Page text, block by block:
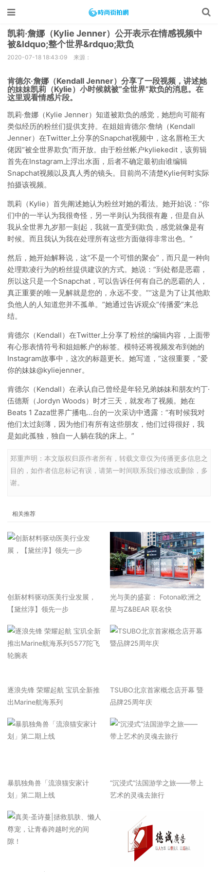
凯莉·詹娜（Kylie Jenner）公开表示在情感视频中
被&ldquo;整个世界&rdquo;欺负
2020-07-18 18:43:09 来源：
肯德尔·詹娜（Kendall Jenner）分享了一段视频，讲述她
的妹妹凯莉（Kylie）小时候就被“全世界”欺负的消息。在
这里观看情感片段。
凯莉·詹娜（Kylie Jenner）知道被欺负的感觉，她想向可能有
类似经历的粉丝们提供支持。在姐姐肯德尔·詹纳（Kendall
Jenner）在Twitter上分享的Snapchat视频中，这名唇枪王大
佬因“被全世界欺负”而开放。由于粉丝帐户kyliekedit，该剪辑
首先在Instagram上浮出水面，后者不确定最初由谁编辑
Snapchat视频以及真人秀的镜头。目前尚不清楚Kylie何时实际
拍摄该视频。
凯莉（Kylie）首先阐述她认为粉丝对她的看法。她开始说：“你
们中的一半认为我很奇怪，另一半则认为我很有趣，但是自从
我从全世界九岁那一刻起，我就一直受到欺负，感觉就像是有
时候。而且我认为我在处理所有这些方面做得非常出色。”
然后，她开始解释说，这“不是一个可惜的聚会”，而只是一种向
处理欺凌行为的粉丝提供建议的方式。她说：“到处都是恶霸，
所以这只是一个Snapchat，可以告诉任何有自己的恶霸的人，
真正重要的唯一见解就是您的，永远不变。”“这是为了让其他欺
负他人的人知道您并不孤单。”她通过告诉观众“传播爱”来总
结。
肯德尔（Kendall）在Twitter上分享了粉丝的编辑内容，上面带
有心形表情符号和姐姐帐户的标签。模特还将视频发布到她的
Instagram故事中，这次的标题更长。她写道，“这很重要，”爱
你的妹妹@kyliejenner。
肯德尔（Kendall）在承认自己曾经是年轻兄弟姊妹和朋友约丁·
伍德斯（Jordyn Woods）时才三天，就发布了视频。她在
Beats 1 Zaza世界广播电…台的一次采访中透露：“有时候我对
他们太过刻薄，因为他们有所有这些朋友，他们过得很好，我
是如此孤独，独自一人躺在我的床上。”
郑重声明：本文版权归原作者所有，转载文章仅为传播更多信息之
目的，如作者信息标记有误，请第一时间联系我们修改或删除，多
谢。
相关推荐
​创新材料驱动医美行业发展，
【黛丝淳】领先一步
光与美的盛宴： Fotona欧洲之
星与Z&BEAR 联名快
逐浪先锋 荣耀起航 宝玑全新推
出Marine航海系列
TSUBO北京首家概念店开幕 暨
品牌25周年庆
暴肌独角兽「流浪猫安家计
划」第二期上线
“沉浸式”法国游学之旅——带上
艺术的灵魂去旅行